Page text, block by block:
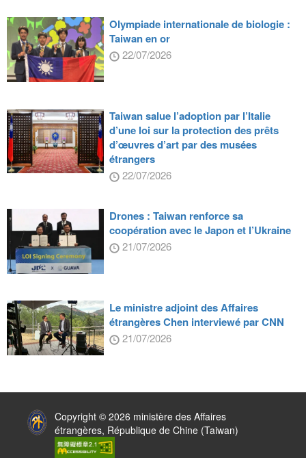
Olympiade internationale de biologie :
Taiwan en or
22/07/2026
Taiwan salue l’adoption par l’Italie
d’une loi sur la protection des prêts
d’œuvres d’art par des musées
étrangers
22/07/2026
Drones : Taiwan renforce sa
coopération avec le Japon et l’Ukraine
21/07/2026
Le ministre adjoint des Affaires
étrangères Chen interviewé par CNN
21/07/2026
Copyright © 2026 ministère des Affaires
étrangères, République de Chine (Taiwan)